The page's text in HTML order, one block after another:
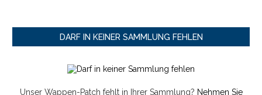
DARF IN KEINER SAMMLUNG FEHLEN
Unser Wappen-Patch fehlt in Ihrer Sammlung? Nehmen Sie